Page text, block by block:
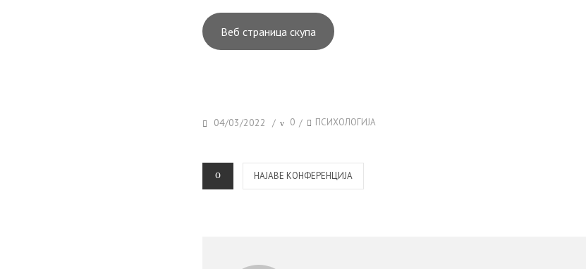
Веб страница скупа
POSTED
04/03/2022 / 0 / TAGS
ПСИХОЛОГИЈА
CATEGORIES
НАЈАВЕ КОНФЕРЕНЦИЈА